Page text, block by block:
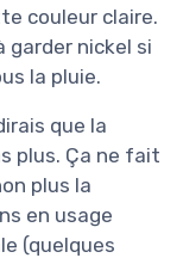
couleur claire.
garder nickel si
la pluie.
que la
plus. Ça ne fait
plus la
en usage
(quelques